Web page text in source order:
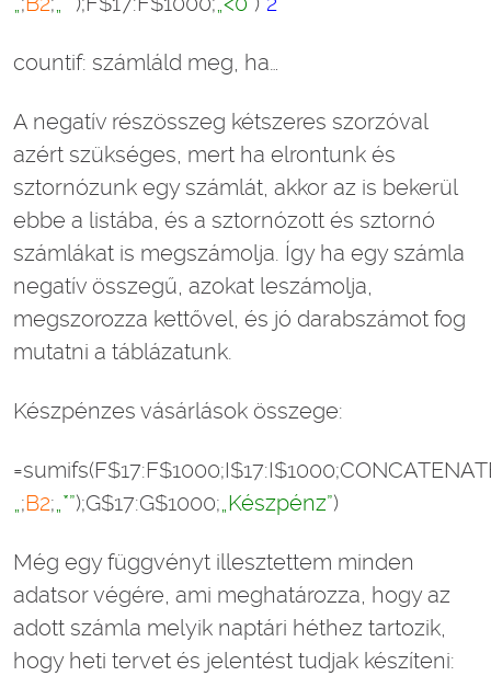
countif: számláld meg, ha…
A negatív részösszeg kétszeres szorzóval
azért szükséges, mert ha elrontunk és
sztornózunk egy számlát, akkor az is bekerül
ebbe a listába, és a sztornózott és sztornó
számlákat is megszámolja. Így ha egy számla
negatív összegű, azokat leszámolja,
megszorozza kettővel, és jó darabszámot fog
mutatni a táblázatunk.
Készpénzes vásárlások összege:
;B2; „*”);G$17:G$1000; „Készpénz”)
Még egy függvényt illesztettem minden
adatsor végére, ami meghatározza, hogy az
adott számla melyik naptári héthez tartozik,
hogy heti tervet és jelentést tudjak készíteni: